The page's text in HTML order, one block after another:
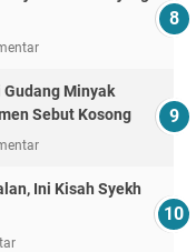
Minyak
Sebut Kosong
Ini Kisah Syekh